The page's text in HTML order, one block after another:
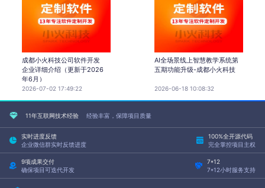
成都小火科技公司软件开发
企业详细介绍（更新于2026
年6月）
2026-07-02 17:49:22
AI全场景线上智慧教学系统第
五期功能升级-成都小火科技
2026-06-18 10:08:32
11年互联网技术经验 经验丰富，保障项目质量
实时进度反馈
企业微信群实时反馈进度
100%全开源代码
完全掌控项目主权
9项成果交付
确保项目可迭代开发
7*12
7*12小时服务支持